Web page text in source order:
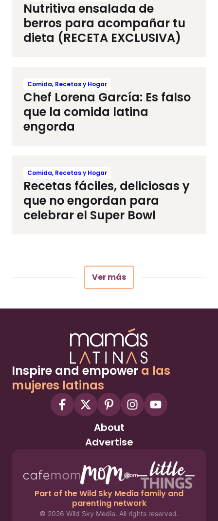
Nutritiva ensalada de
berros para acompañar tu
dieta (RECETA EXCLUSIVA)
Comida, Recetas y Hogar
Chef Lorena García: Es falso
que la comida latina
engorda
Comida, Recetas y Hogar
Recetas fáciles, deliciosas y
que no engordan para
celebrar el Super Bowl
Ver más
Inspire and empower a las
mujeres latinas
About
Advertise
Part of the Wild Sky Media family and
parenting network
© 2026 Wild Sky Media. All rights reserved.